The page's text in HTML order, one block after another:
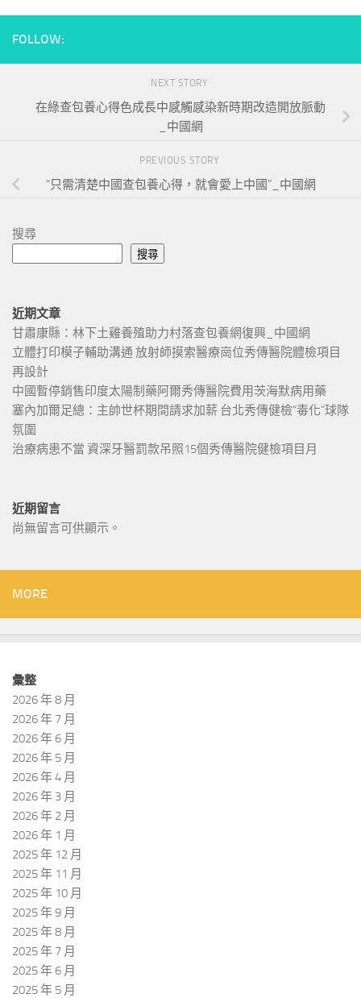
FOLLOW:
NEXT STORY
在綠查包養心得色成長中感觸感染新時期改造開放脈動
_中國網
PREVIOUS STORY
“只需清楚中國查包養心得，就會愛上中國”_中國網
搜尋
搜尋
近期文章
甘肅康縣：林下土雞養殖助力村落查包養網復興_中國網
立體打印模子輔助溝通 放射師摸索醫療崗位秀傳醫院體檢項目
再設計
中國暫停銷售印度太陽制藥阿爾秀傳醫院費用茨海默病用藥
塞內加爾足總：主帥世杯期間請求加薪 台北秀傳健檢“毒化”球隊
氛圍
治療病患不當 資深牙醫罰款吊照15個秀傳醫院健檢項目月
近期留言
尚無留言可供顯示。
MORE
彙整
2026 年 8 月
2026 年 7 月
2026 年 6 月
2026 年 5 月
2026 年 4 月
2026 年 3 月
2026 年 2 月
2026 年 1 月
2025 年 12 月
2025 年 11 月
2025 年 10 月
2025 年 9 月
2025 年 8 月
2025 年 7 月
2025 年 6 月
2025 年 5 月